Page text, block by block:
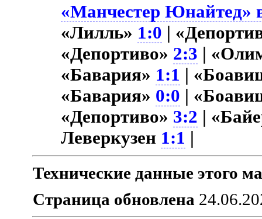
«Манчестер Юнайтед»
«Лилль» 1:0 |
«Депортиво» 2:3 |
«Бавария» 1:1 |
«Бавария» 0:0 |
«Депортиво» 3:2 |
Леверкузен 1:1 |
Технические данные этого
Страница обновлена